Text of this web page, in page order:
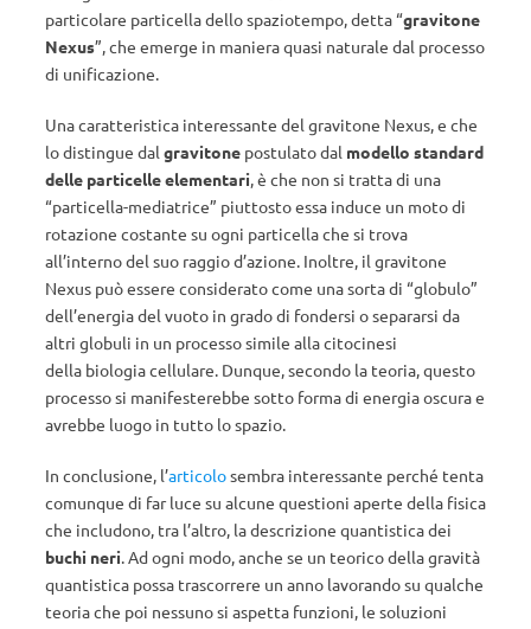
particolare particella dello spaziotempo, detta “gravitone
Nexus”, che emerge in maniera quasi naturale dal processo
di unificazione.
Una caratteristica interessante del gravitone Nexus, e che
lo distingue dal gravitone postulato dal modello standard
delle particelle elementari, è che non si tratta di una
“particella-mediatrice” piuttosto essa induce un moto di
rotazione costante su ogni particella che si trova
all’interno del suo raggio d’azione. Inoltre, il gravitone
Nexus può essere considerato come una sorta di “globulo”
dell’energia del vuoto in grado di fondersi o separarsi da
altri globuli in un processo simile alla citocinesi
della biologia cellulare. Dunque, secondo la teoria, questo
processo si manifesterebbe sotto forma di energia oscura e
avrebbe luogo in tutto lo spazio.
In conclusione, l’articolosembra interessante perché tenta
comunque di far luce su alcune questioni aperte della fisica
che includono, tra l’altro, la descrizione quantistica dei
buchi neri. Ad ogni modo, anche se un teorico della gravità
quantistica possa trascorrere un anno lavorando su qualche
teoria che poi nessuno si aspetta funzioni, le soluzioni